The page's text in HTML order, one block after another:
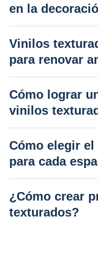
en la
Vinilos
para renovar
Cómo lograr
vinilos
Cómo elegir
para cada
¿Cómo crear
texturados?